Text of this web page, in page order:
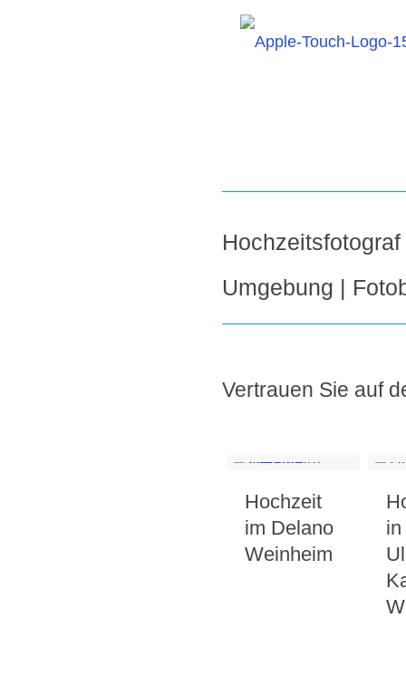
Umgebung |
Vertrauen Sie auf
Hochzeit
im Delano
Weinheim
in